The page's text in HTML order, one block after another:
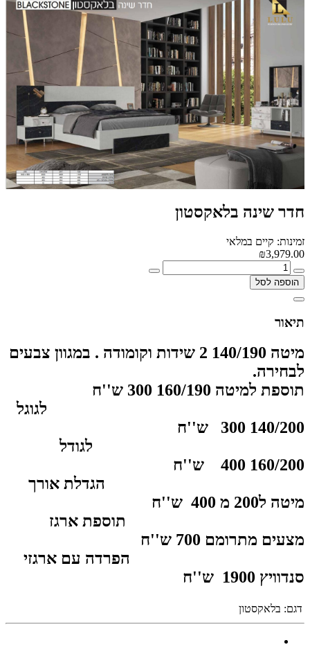
חדר שינה בלאקסטון
זמינות: קיים במלאי
₪3,979.00
הוספה לסל
תיאור
מיטה 140/190 2 שידות וקומודה . במגוון צבעים
לבחירה.
תוספת למיטה 160/190 300 ש''ח
לגוגל
140/200 300 ש''ח
לגודל
160/200 400 ש''ח
הגדלת אורך
מיטה ל200 מ 400 ש''ח
תוספת ארגז
מצעים מתרומם 700
ש''ח
הפרדה עם ארגזי
סנדוויץ 1900
ש''ח
דגם: בלאקסטון